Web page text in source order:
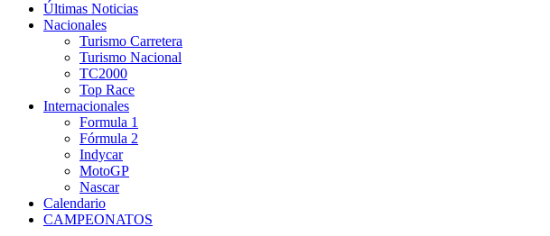
Últimas Noticias
Nacionales
Turismo Carretera
Turismo Nacional
TC2000
Top Race
Internacionales
Formula 1
Fórmula 2
Indycar
MotoGP
Nascar
Calendario
CAMPEONATOS